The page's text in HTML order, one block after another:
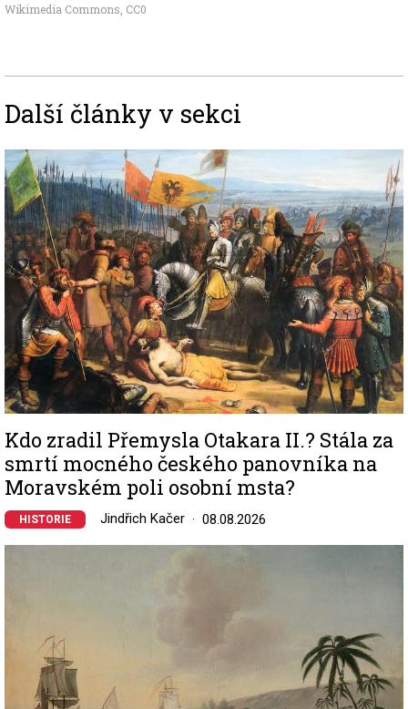
Wikimedia Commons CC0
Další články v sekci
Image
Kdo zradil Přemysla Otakara II.? Stála za
smrtí mocného českého panovníka na
Moravském poli osobní msta?
HISTORIE Jindřich Kačer 08.08.2026